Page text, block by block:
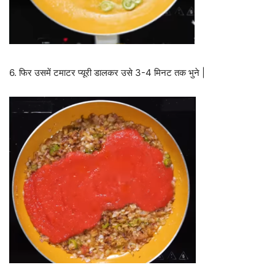
6. फिर उसमें टमाटर प्यूरी डालकर उसे 3-4 मिनट तक भुने |